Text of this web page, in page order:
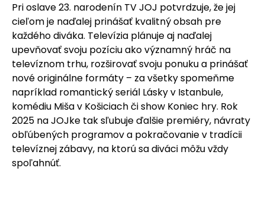
Pri oslave 23. narodenín TV JOJ potvrdzuje, že jej
cieľom je naďalej prinášať kvalitný obsah pre
každého diváka. Televízia plánuje aj naďalej
upevňovať svoju pozíciu ako významný hráč na
televíznom trhu, rozširovať svoju ponuku a prinášať
nové originálne formáty – za všetky spomeňme
napríklad romantický seriál Lásky v Istanbule,
komédiu Miša v Košiciach či show Koniec hry. Rok
2025 na JOJke tak sľubuje ďalšie premiéry, návraty
obľúbených programov a pokračovanie v tradícii
televíznej zábavy, na ktorú sa diváci môžu vždy
spoľahnúť.